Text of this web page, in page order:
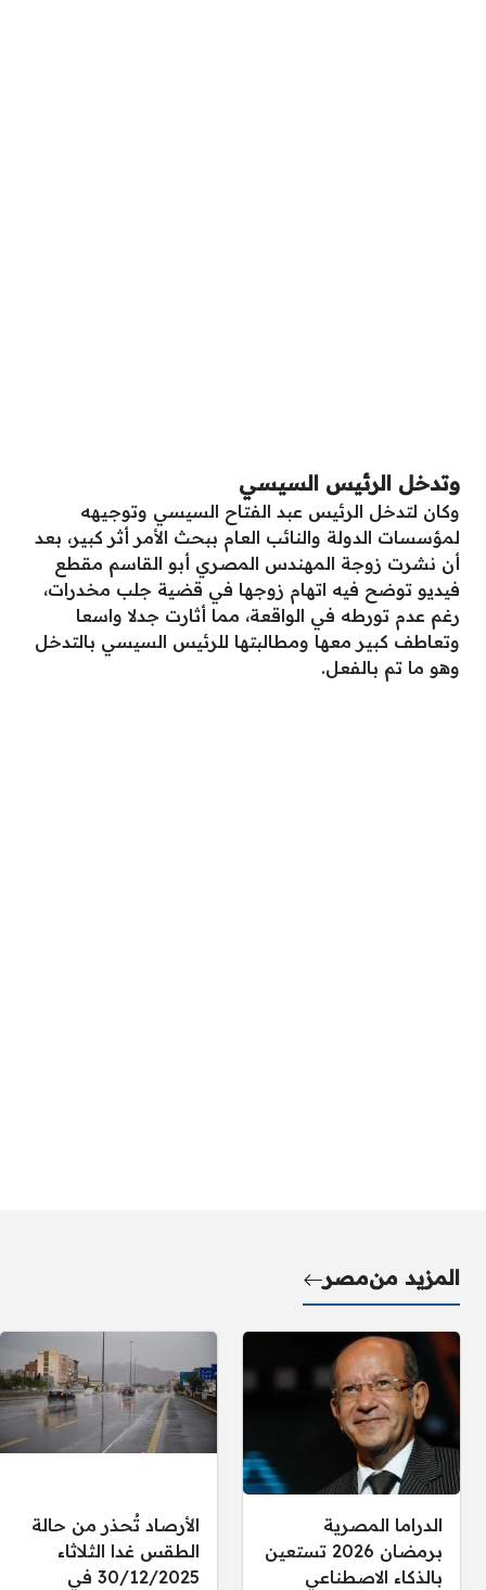
وتدخل الرئيس السيسي
وكان لتدخل الرئيس عبد الفتاح السيسي وتوجيهه
لمؤسسات الدولة والنائب العام ببحث الأمر أثر كبير، بعد
أن نشرت زوجة المهندس المصري أبو القاسم مقطع
فيديو توضح فيه اتهام زوجها في قضية جلب مخدرات،
رغم عدم تورطه في الواقعة، مما أثارت جدلا واسعا
وتعاطف كبير معها ومطالبتها للرئيس السيسي بالتدخل
وهو ما تم بالفعل.
المزيد منمصر
الدراما المصرية
برمضان 2026 تستعين
بالذكاء الاصطناعي
الأرصاد تُحذر من حالة
الطقس غدا الثلاثاء
30/12/2025 في